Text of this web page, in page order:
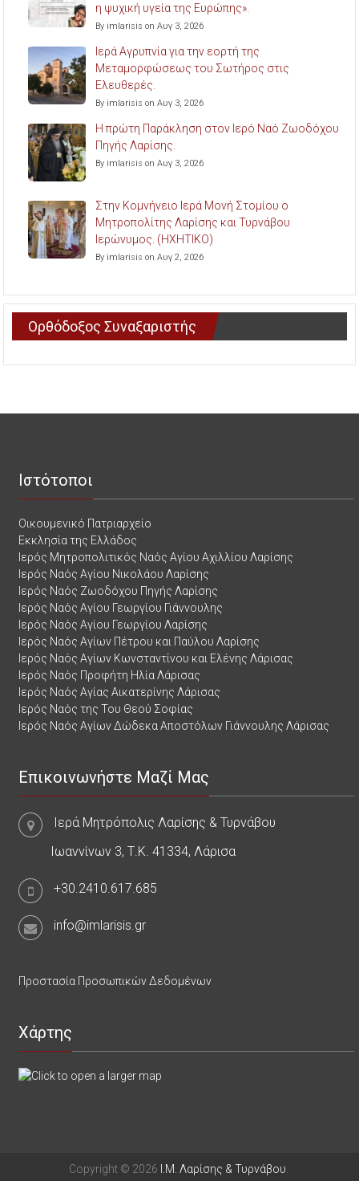
η ψυχική υγεία της Ευρώπης».
By imlarisis on Αυγ 3, 2026
Ιερά Αγρυπνία για την εορτή της
Μεταμορφώσεως του Σωτήρος στις
Ελευθερές.
By imlarisis on Αυγ 3, 2026
Η πρώτη Παράκληση στον Ιερό Ναό Ζωοδόχου
Πηγής Λαρίσης.
By imlarisis on Αυγ 3, 2026
Στην Κομνήνειο Ιερά Μονή Στομίου ο
Μητροπολίτης Λαρίσης και Τυρνάβου
Ιερώνυμος. (ΗΧΗΤΙΚΟ)
By imlarisis on Αυγ 2, 2026
Ορθόδοξος Συναξαριστής
Ιστότοποι
Οικουμενικό Πατριαρχείο
Εκκλησία της Ελλάδος
Ιερός Μητροπολιτικός Ναός Αγίου Αχιλλίου Λαρίσης
Ιερός Ναός Αγίου Νικολάου Λαρίσης
Ιερός Ναός Ζωοδόχου Πηγής Λαρίσης
Ιερός Ναός Αγίου Γεωργίου Γιάννουλης
Ιερός Ναός Αγίου Γεωργίου Λαρίσης
Ιερός Ναός Αγίων Πέτρου και Παύλου Λαρίσης
Ιερός Ναός Αγίων Κωνσταντίνου και Ελένης Λάρισας
Ιερός Ναός Προφήτη Ηλία Λάρισας
Ιερός Ναός Αγίας Αικατερίνης Λάρισας
Ιερός Ναός της Του Θεού Σοφίας
Ιερός Ναός Αγίων Δώδεκα Αποστόλων Γιάννουλης Λάρισας
Επικοινωνήστε Μαζί Μας
Ιερά Μητρόπολις Λαρίσης & Τυρνάβου
Ιωαννίνων 3, Τ.Κ. 41334, Λάρισα
+30.2410.617.685
info@imlarisis.gr
Προστασία Προσωπικών Δεδομένων
Χάρτης
Copyright © 2026 Ι.Μ. Λαρίσης & Τυρνάβου.